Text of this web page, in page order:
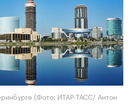
(Фото: ИТАР-ТАСС/ Антон